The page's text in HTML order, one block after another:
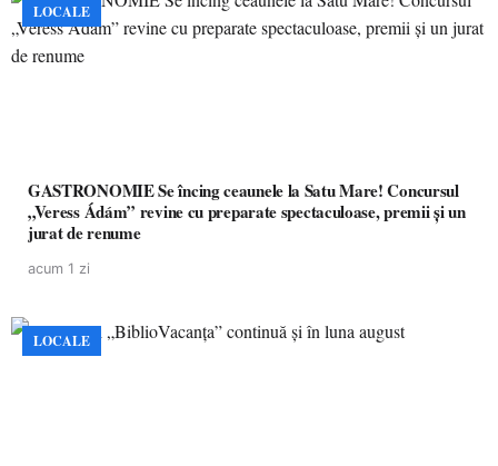
LOCALE
GASTRONOMIE Se încing ceaunele la Satu Mare! Concursul
„Veress Ádám” revine cu preparate spectaculoase, premii și un
jurat de renume
acum 1 zi
LOCALE